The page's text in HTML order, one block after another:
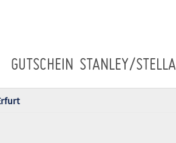
GUTSCHEIN STANLEY/STELLA